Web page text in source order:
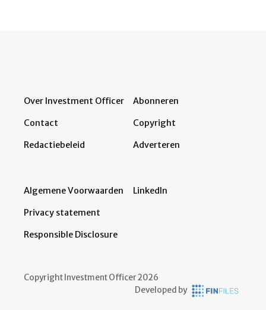
Over Investment Officer
Contact
Redactiebeleid
Abonneren
Copyright
Adverteren
Algemene Voorwaarden
Privacy statement
Responsible Disclosure
LinkedIn
Copyright Investment Officer 2026
Developed by